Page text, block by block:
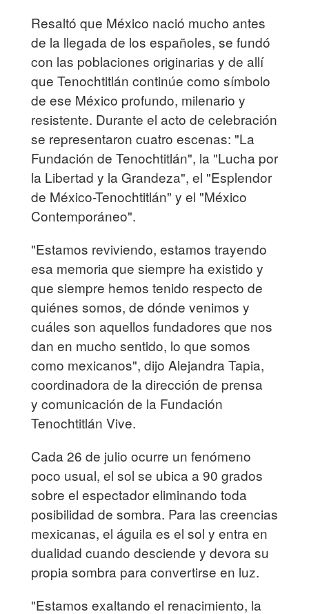
Resaltó que México nació mucho antes
de la llegada de los españoles, se fundó
con las poblaciones originarias y de allí
que Tenochtitlán continúe como símbolo
de ese México profundo, milenario y
resistente. Durante el acto de celebración
se representaron cuatro escenas: "La
Fundación de Tenochtitlán", la "Lucha por
la Libertad y la Grandeza", el "Esplendor
de México-Tenochtitlán" y el "México
Contemporáneo".
"Estamos reviviendo, estamos trayendo
esa memoria que siempre ha existido y
que siempre hemos tenido respecto de
quiénes somos, de dónde venimos y
cuáles son aquellos fundadores que nos
dan en mucho sentido, lo que somos
como mexicanos", dijo Alejandra Tapia,
coordinadora de la dirección de prensa
y comunicación de la Fundación
Tenochtitlán Vive.
Cada 26 de julio ocurre un fenómeno
poco usual, el sol se ubica a 90 grados
sobre el espectador eliminando toda
posibilidad de sombra. Para las creencias
mexicanas, el águila es el sol y entra en
dualidad cuando desciende y devora su
propia sombra para convertirse en luz.
"Estamos exaltando el renacimiento, la